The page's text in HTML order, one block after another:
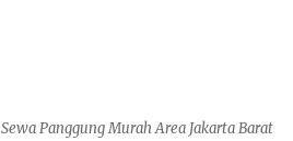
Sewa Panggung Murah Area Jakarta Barat